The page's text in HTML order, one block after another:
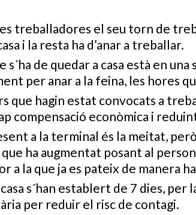
treballadores el seu torn de
i la resta ha d’anar a treballar.
s´ha de quedar a casa està en
per anar a la feina, les hores
que hagin estat convocats a
compensació econòmica i
a la terminal és la meitat,
ha augmentat posant al
a la que ja es pateix de manera
s´han establert de 7 dies, per
per reduir el risc de contagi.